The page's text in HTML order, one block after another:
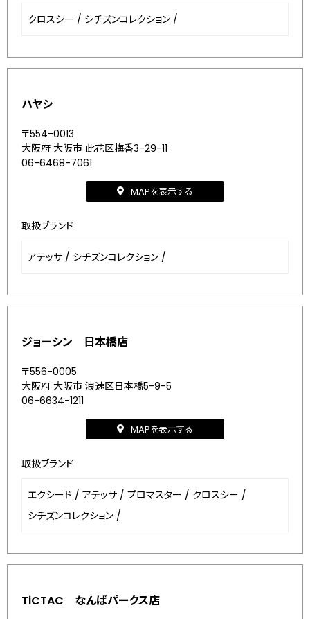
クロスシー / シチズンコレクション /
ハヤシ
〒554-0013
大阪府 大阪市 此花区梅香3-29-11
06-6468-7061
MAPを表示する
取扱ブランド
アテッサ / シチズンコレクション /
ジョーシン 日本橋店
〒556-0005
大阪府 大阪市 浪速区日本橋5-9-5
06-6634-1211
MAPを表示する
取扱ブランド
エクシード / アテッサ / プロマスター / クロスシー /
シチズンコレクション /
TiCTAC なんばパークス店